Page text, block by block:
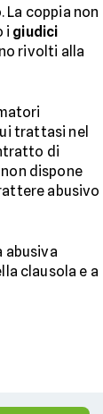
coppia non
i giudici
rivolti alla
trattasi nel
di
dispone
abusivo
abusiva
clausola e a